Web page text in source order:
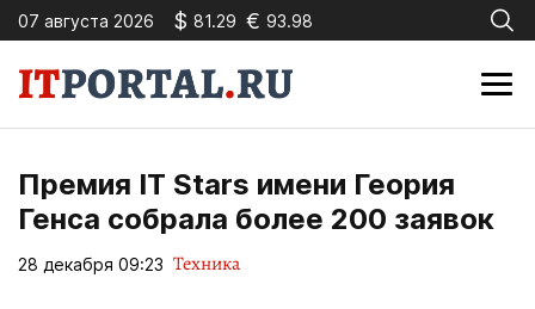
07 августа 2026 $ 81.29 € 93.98
Премия IT Stars имени Геория
Генса собрала более 200 заявок
28 декабря 09:23 Техника